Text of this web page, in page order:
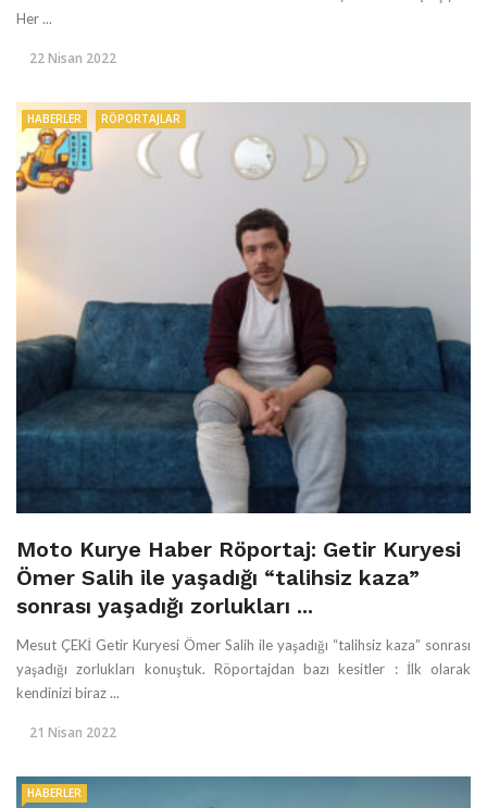
Her ...
22 Nisan 2022
HABERLER RÖPORTAJLAR
Moto Kurye Haber Röportaj: Getir Kuryesi
Ömer Salih ile yaşadığı “talihsiz kaza”
sonrası yaşadığı zorlukları ...
Mesut ÇEKİ Getir Kuryesi Ömer Salih ile yaşadığı “talihsiz kaza” sonrası
yaşadığı zorlukları konuştuk. Röportajdan bazı kesitler : İlk olarak
kendinizi biraz ...
21 Nisan 2022
HABERLER